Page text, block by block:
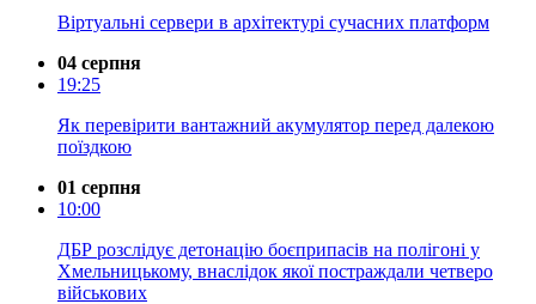
Віртуальні сервери в архітектурі сучасних платформ
04 серпня
19:25
Як перевірити вантажний акумулятор перед далекою
поїздкою
01 серпня
10:00
ДБР розслідує детонацію боєприпасів на полігоні у
Хмельницькому, внаслідок якої постраждали четверо
військових